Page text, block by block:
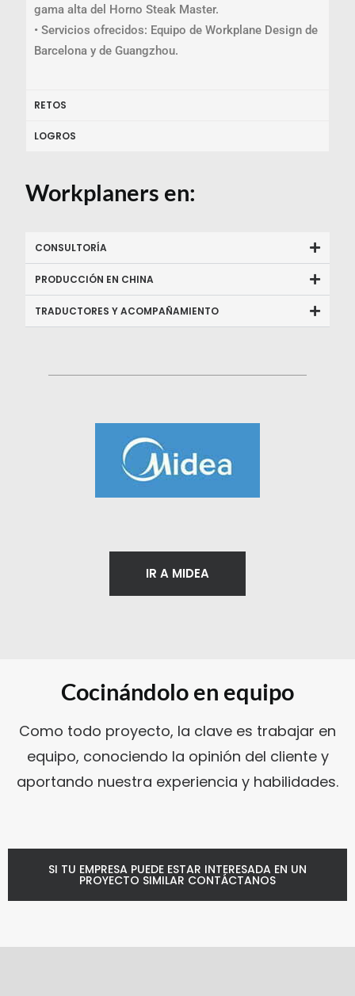
gama alta del Horno Steak Master.
• Servicios ofrecidos: Equipo de Workplane Design de
Barcelona y de Guangzhou.
RETOS
LOGROS
Workplaners en:
CONSULTORÍA
PRODUCCIÓN EN CHINA
TRADUCTORES Y ACOMPAÑAMIENTO
IR A MIDEA
Cocinándolo en equipo
Como todo proyecto, la clave es trabajar en
equipo, conociendo la opinión del cliente y
aportando nuestra experiencia y habilidades.
SI TU EMPRESA PUEDE ESTAR INTERESADA EN UN
PROYECTO SIMILAR CONTÁCTANOS